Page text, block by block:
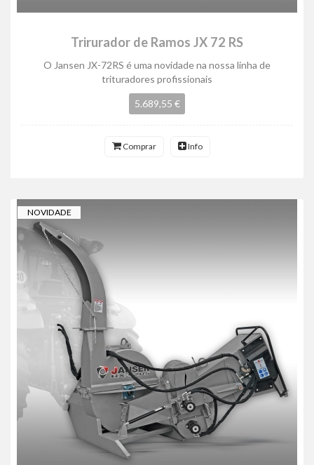
Trirurador de Ramos JX 72 RS
O Jansen JX-72RS é uma novidade na nossa linha de
trituradores profissionais
5.689,55 €
Comprar Info
NOVIDADE